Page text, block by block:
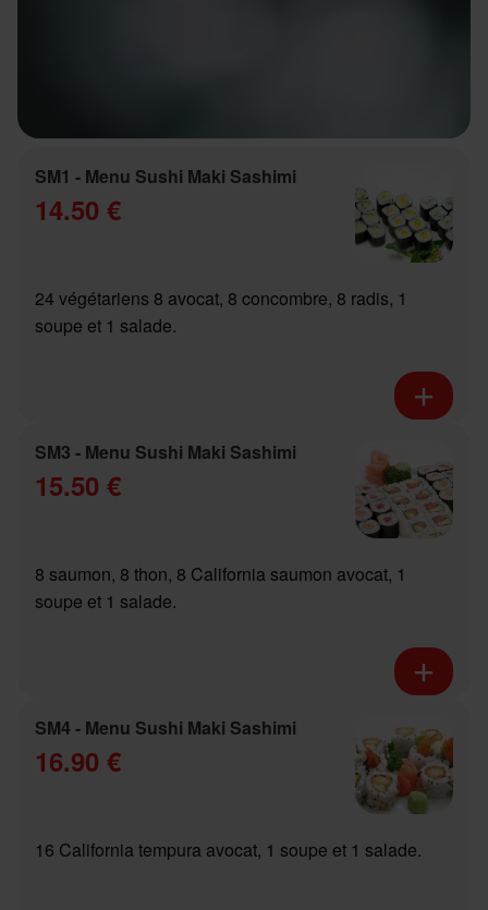
SM1 - Menu Sushi Maki Sashimi
14.50 €
24 végétariens 8 avocat, 8 concombre, 8 radis, 1
soupe et 1 salade.
SM3 - Menu Sushi Maki Sashimi
15.50 €
8 saumon, 8 thon, 8 California saumon avocat, 1
soupe et 1 salade.
SM4 - Menu Sushi Maki Sashimi
16.90 €
16 California tempura avocat, 1 soupe et 1 salade.